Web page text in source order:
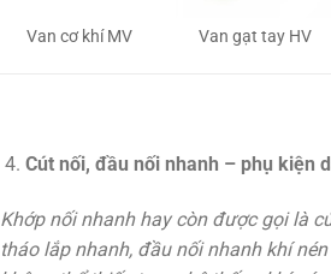
Van cơ khí MV Van gạt tay HV
Cút nối, đầu nối nhanh – phụ kiện
Khớp nối nhanh hay còn được gọi là
tháo lắp nhanh, đầu nối nhanh khí